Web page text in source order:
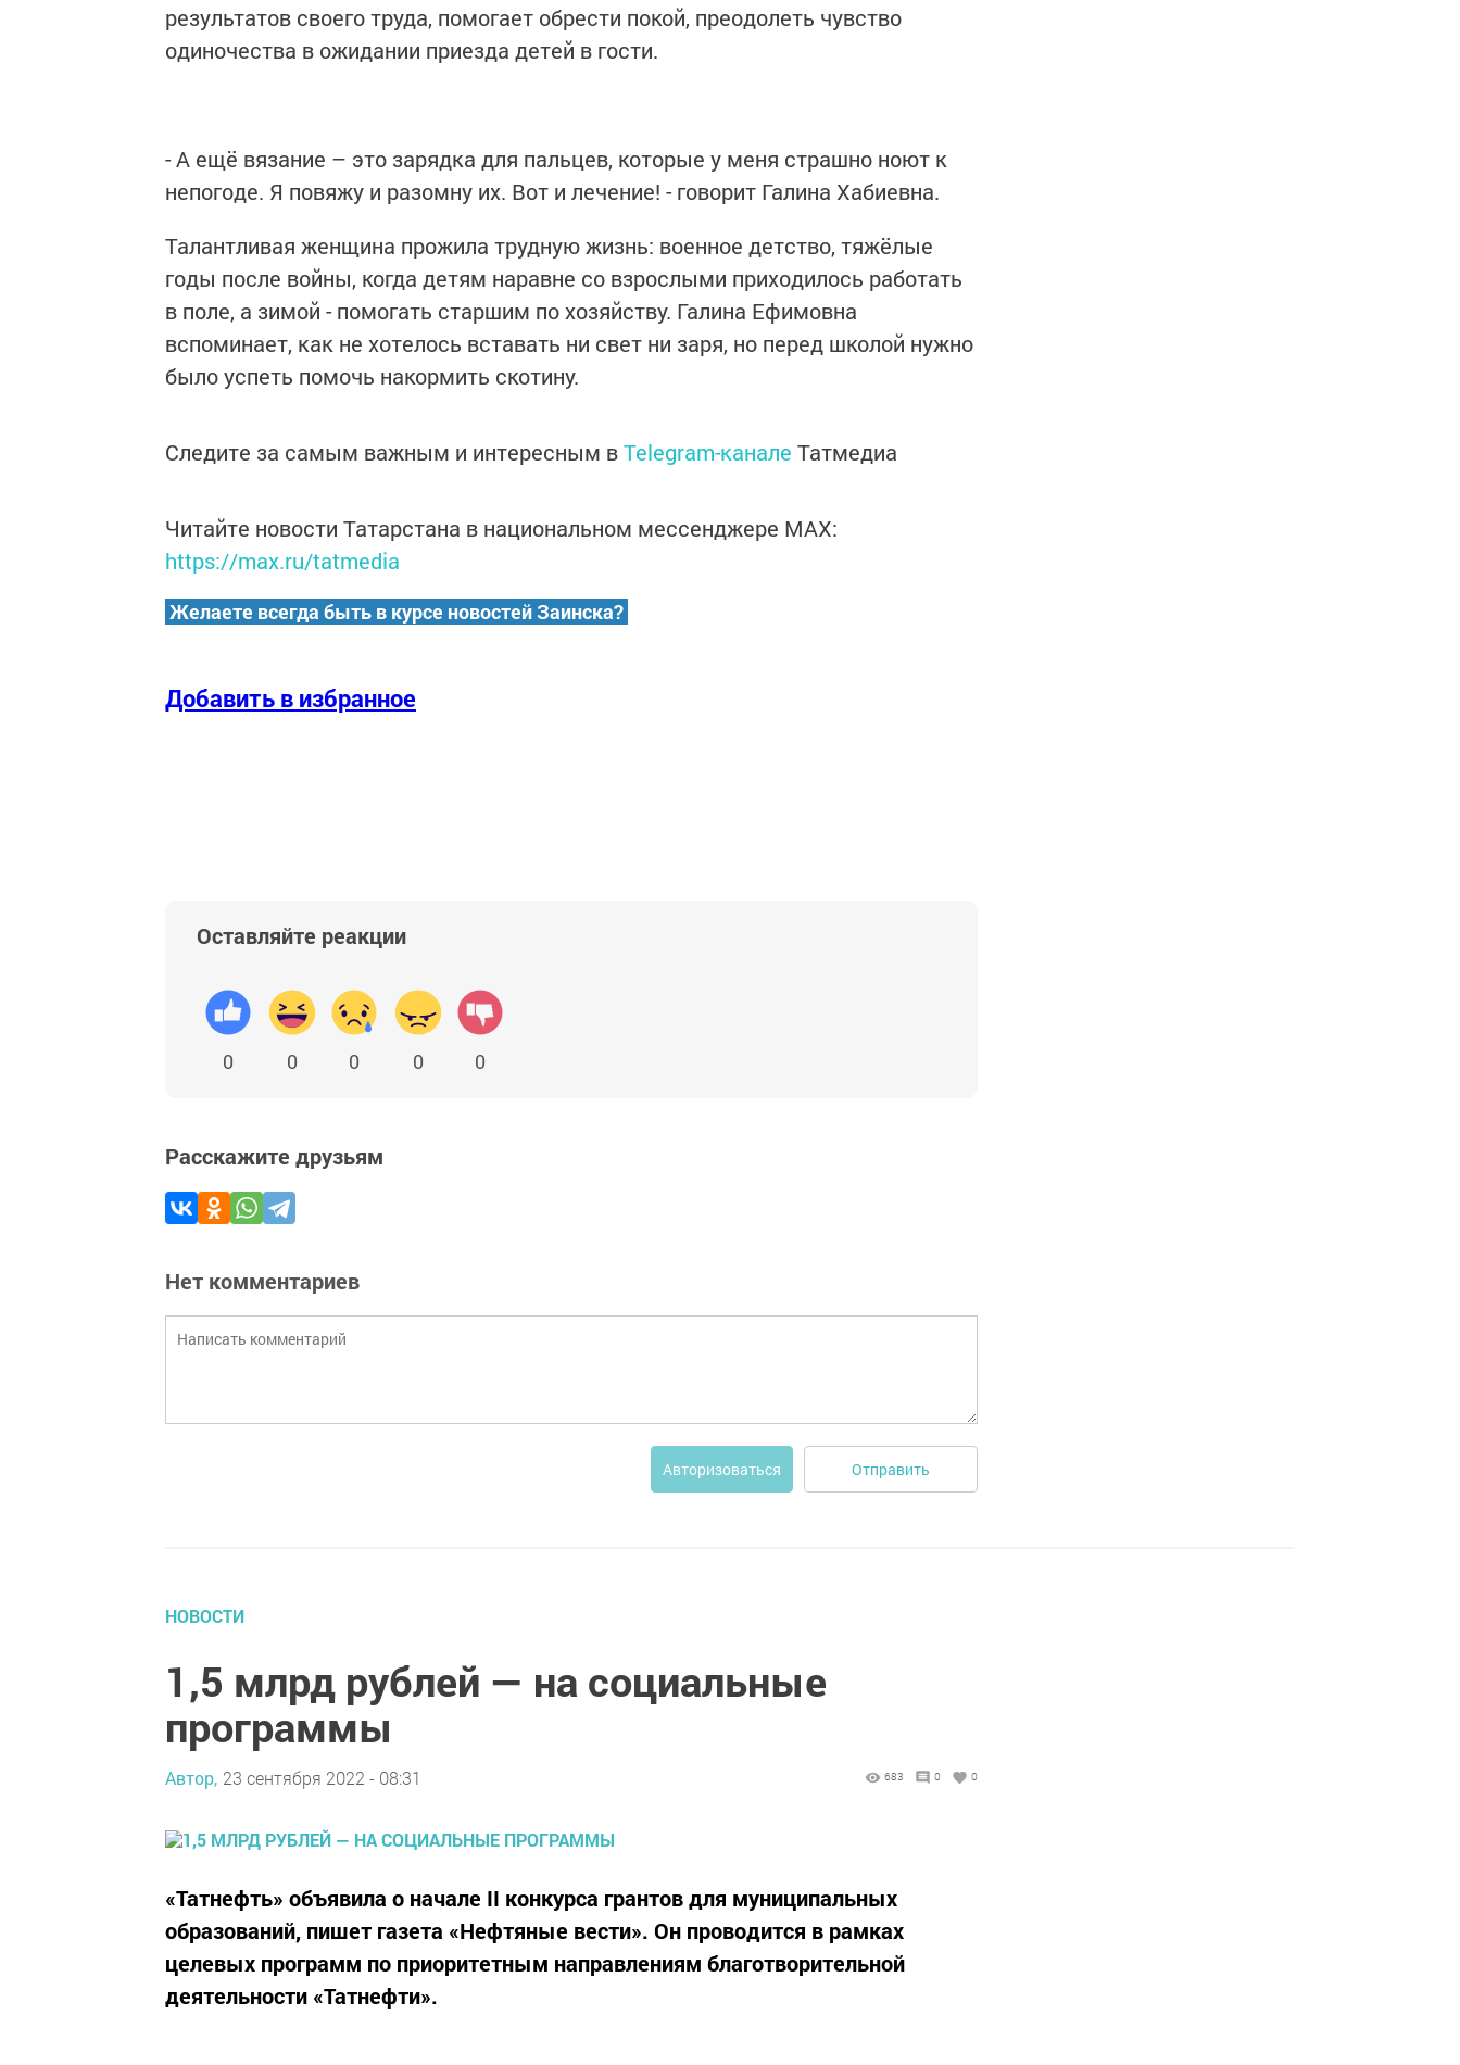
результатов своего труда, помогает обрести покой, преодолеть чувство
одиночества в ожидании приезда детей в гости.
- А ещё вязание – это зарядка для пальцев, которые у меня страшно ноют к
непогоде. Я повяжу и разомну их. Вот и лечение! - говорит Галина Хабиевна.
Талантливая женщина прожила трудную жизнь: военное детство, тяжёлые
годы после войны, когда детям наравне со взрослыми приходилось работать
в поле, а зимой - помогать старшим по хозяйству. Галина Ефимовна
вспоминает, как не хотелось вставать ни свет ни заря, но перед школой нужно
было успеть помочь накормить скотину.
Следите за самым важным и интересным вTelegram-канале Татмедиа
Читайте новости Татарстана в национальном мессенджере MАХ:
https://max.ru/tatmedia
Желаете всегда быть в курсе новостей Заинска?
Добавить в избранное
Оставляйте реакции
0 0 0 0 0
Расскажите друзьям
Нет комментариев
Авторизоваться Отправить
НОВОСТИ
1,5 млрд рублей — на социальные
программы
Автор, 23 сентября 2022 - 08:31 683 0 0
«Татнефть» объявила о начале II конкурса грантов для муниципальных
образований, пишет газета «Нефтяные вести». Он проводится в рамках
целевых программ по приоритетным направлениям благотворительной
деятельности «Татнефти».